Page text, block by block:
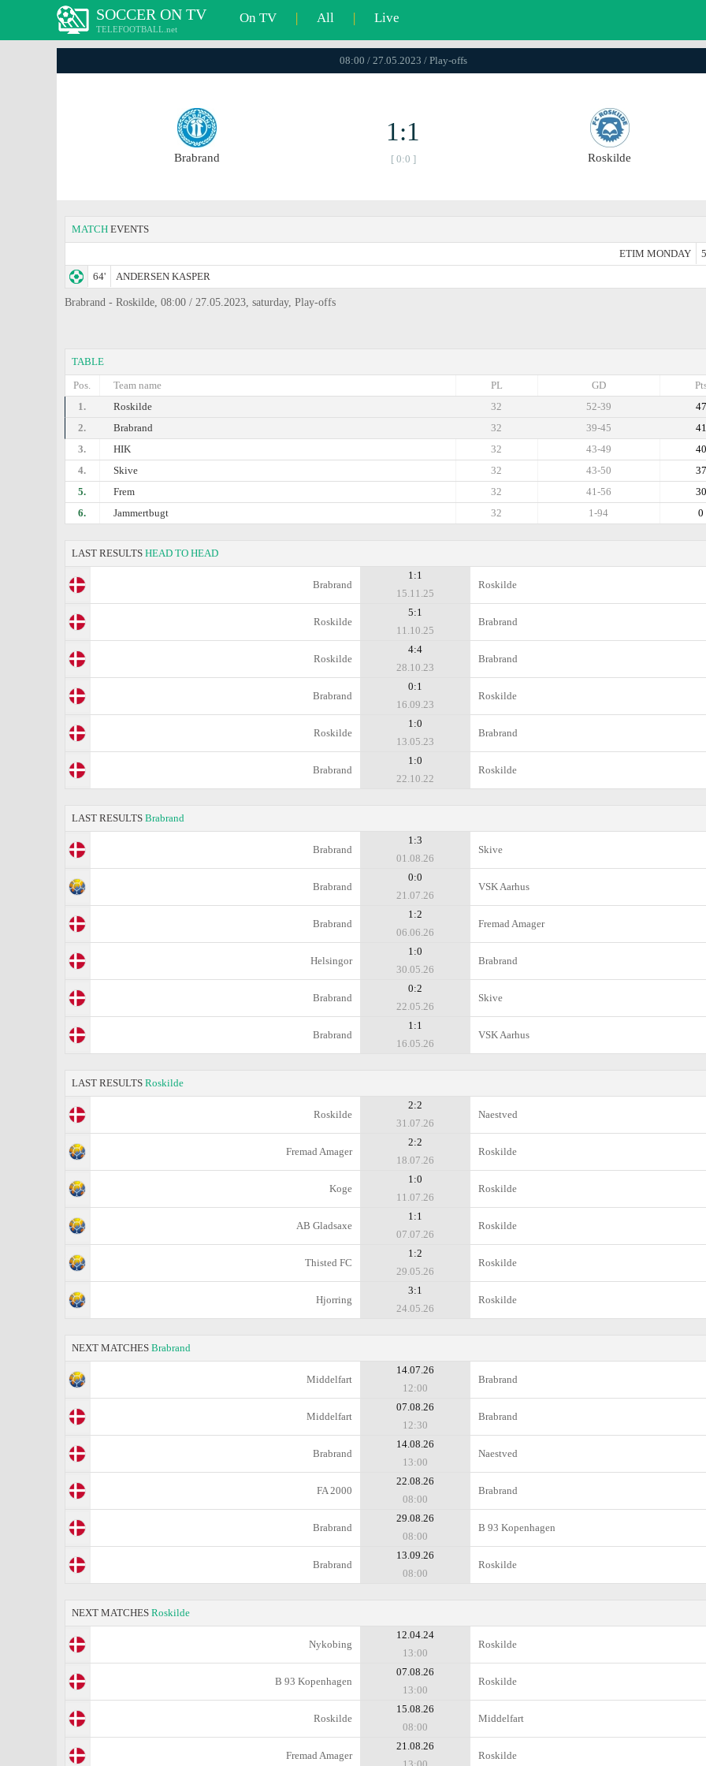
SOCCER ON TV
TELEFOOTBALL.net
On TV | All | Live
08:00 / 27.05.2023 / Play-offs
Brabrand
1:1
[ 0:0 ] Roskilde
MATCH EVENTS
ETIM MONDAY
64'
ANDERSEN KASPER
Brabrand - Roskilde, 08:00 / 27.05.2023, saturday, Play-offs
TABLE
Pos.
Team name GD
PL
1.
Roskilde 47
52-39
32
2.
Brabrand 41
39-45
32
3.
HIK 40
43-49
32
4.
Skive 37
43-50
32
5.
Frem 30
41-56
32
6.
Jammertbugt 0
1-94
32
LAST RESULTS HEAD TO HEAD
Brabrand
1:1
15.11.25
Roskilde
Roskilde
5:1
11.10.25
Brabrand
Roskilde
4:4
28.10.23
Brabrand
Brabrand
0:1
16.09.23
Roskilde
Roskilde
1:0
13.05.23
Brabrand
Brabrand
1:0
22.10.22
Roskilde
LAST RESULTS Brabrand
Brabrand
1:3
01.08.26
Skive
Brabrand
0:0
21.07.26
VSK Aarhus
Brabrand
1:2
06.06.26
Fremad Amager
Helsingor
1:0
30.05.26
Brabrand
Brabrand
0:2
22.05.26
Skive
Brabrand
1:1
16.05.26
VSK Aarhus
LAST RESULTS Roskilde
Roskilde
2:2
31.07.26
Naestved
Fremad Amager
2:2
18.07.26
Roskilde
Koge
1:0
11.07.26
Roskilde
AB Gladsaxe
1:1
07.07.26
Roskilde
Thisted FC
1:2
29.05.26
Roskilde
Hjorring
3:1
24.05.26
Roskilde
NEXT MATCHES Brabrand
Middelfart
14.07.26
12:00
Brabrand
Middelfart
07.08.26
12:30
Brabrand
Brabrand
14.08.26
13:00
Naestved
FA 2000
22.08.26
08:00
Brabrand
Brabrand
29.08.26
08:00
B 93 Kopenhagen
Brabrand
13.09.26
08:00
Roskilde
NEXT MATCHES Roskilde
Nykobing
12.04.24
13:00
Roskilde
B 93 Kopenhagen
07.08.26
13:00
Roskilde
Roskilde
15.08.26
08:00
Middelfart
Fremad Amager
21.08.26
Roskilde